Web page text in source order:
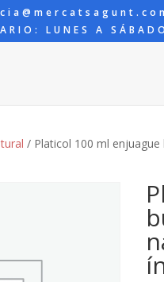
LUNES A
/ Platicol 100 ml